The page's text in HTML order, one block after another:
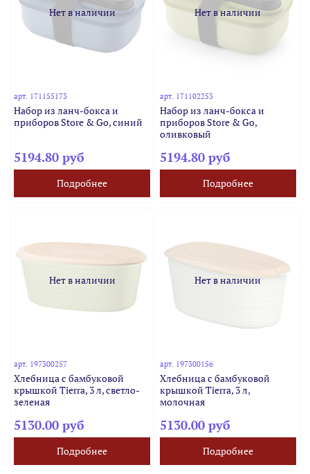
Нет в наличии
арт. 171155173
Набор из ланч-бокса и
приборов Store & Go, синий
5194.80 руб
Подробнее
Нет в наличии
арт. 171102253
Набор из ланч-бокса и
приборов Store & Go,
оливковый
5194.80 руб
Подробнее
Нет в наличии
арт. 197300257
Хлебница с бамбуковой
крышкой Tierra, 3 л, светло-
зеленая
5130.00 руб
Подробнее
Нет в наличии
арт. 197300156
Хлебница с бамбуковой
крышкой Tierra, 3 л,
молочная
5130.00 руб
Подробнее